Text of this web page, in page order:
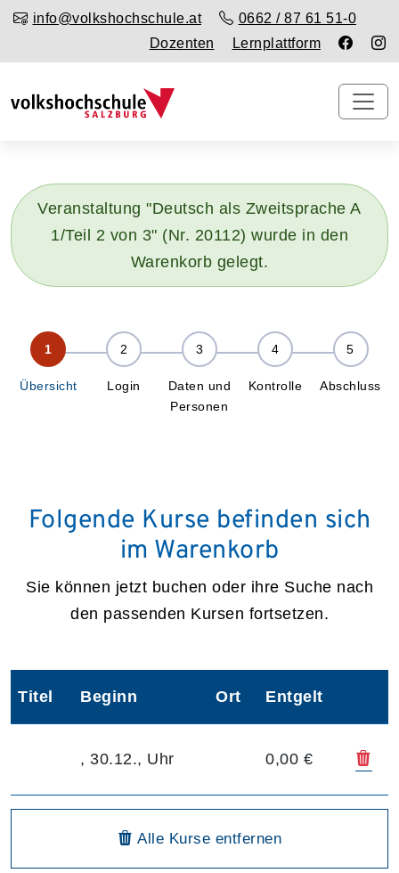
info@volkshochschule.at
0662 / 87 61 51-0
Dozenten
Lernplattform
Veranstaltung "Deutsch als Zweitsprache A
1/Teil 2 von 3" (Nr. 20112) wurde in den
Warenkorb gelegt.
Übersicht Login
Daten und
Personen
Kontrolle Abschluss
Folgende Kurse befinden sich
im Warenkorb
Sie können jetzt buchen oder ihre Suche nach
den passenden Kursen fortsetzen.
Warenkorbübersicht
Titel Beginn Ort Entgelt
, 30.12., Uhr 0,00 €
Alle Kurseaus dem Warenkorb
entfernen